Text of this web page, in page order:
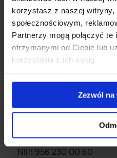
korzystasz z naszej witryny,
społecznościowym,
Partnerzy mogą połączyć
otrzymanymi od Ciebie lub
korzystania z ich usług.
Zezwól
Autopol Sp. z o.o.
87-100 Toruń
NIP: 956 230 00 60